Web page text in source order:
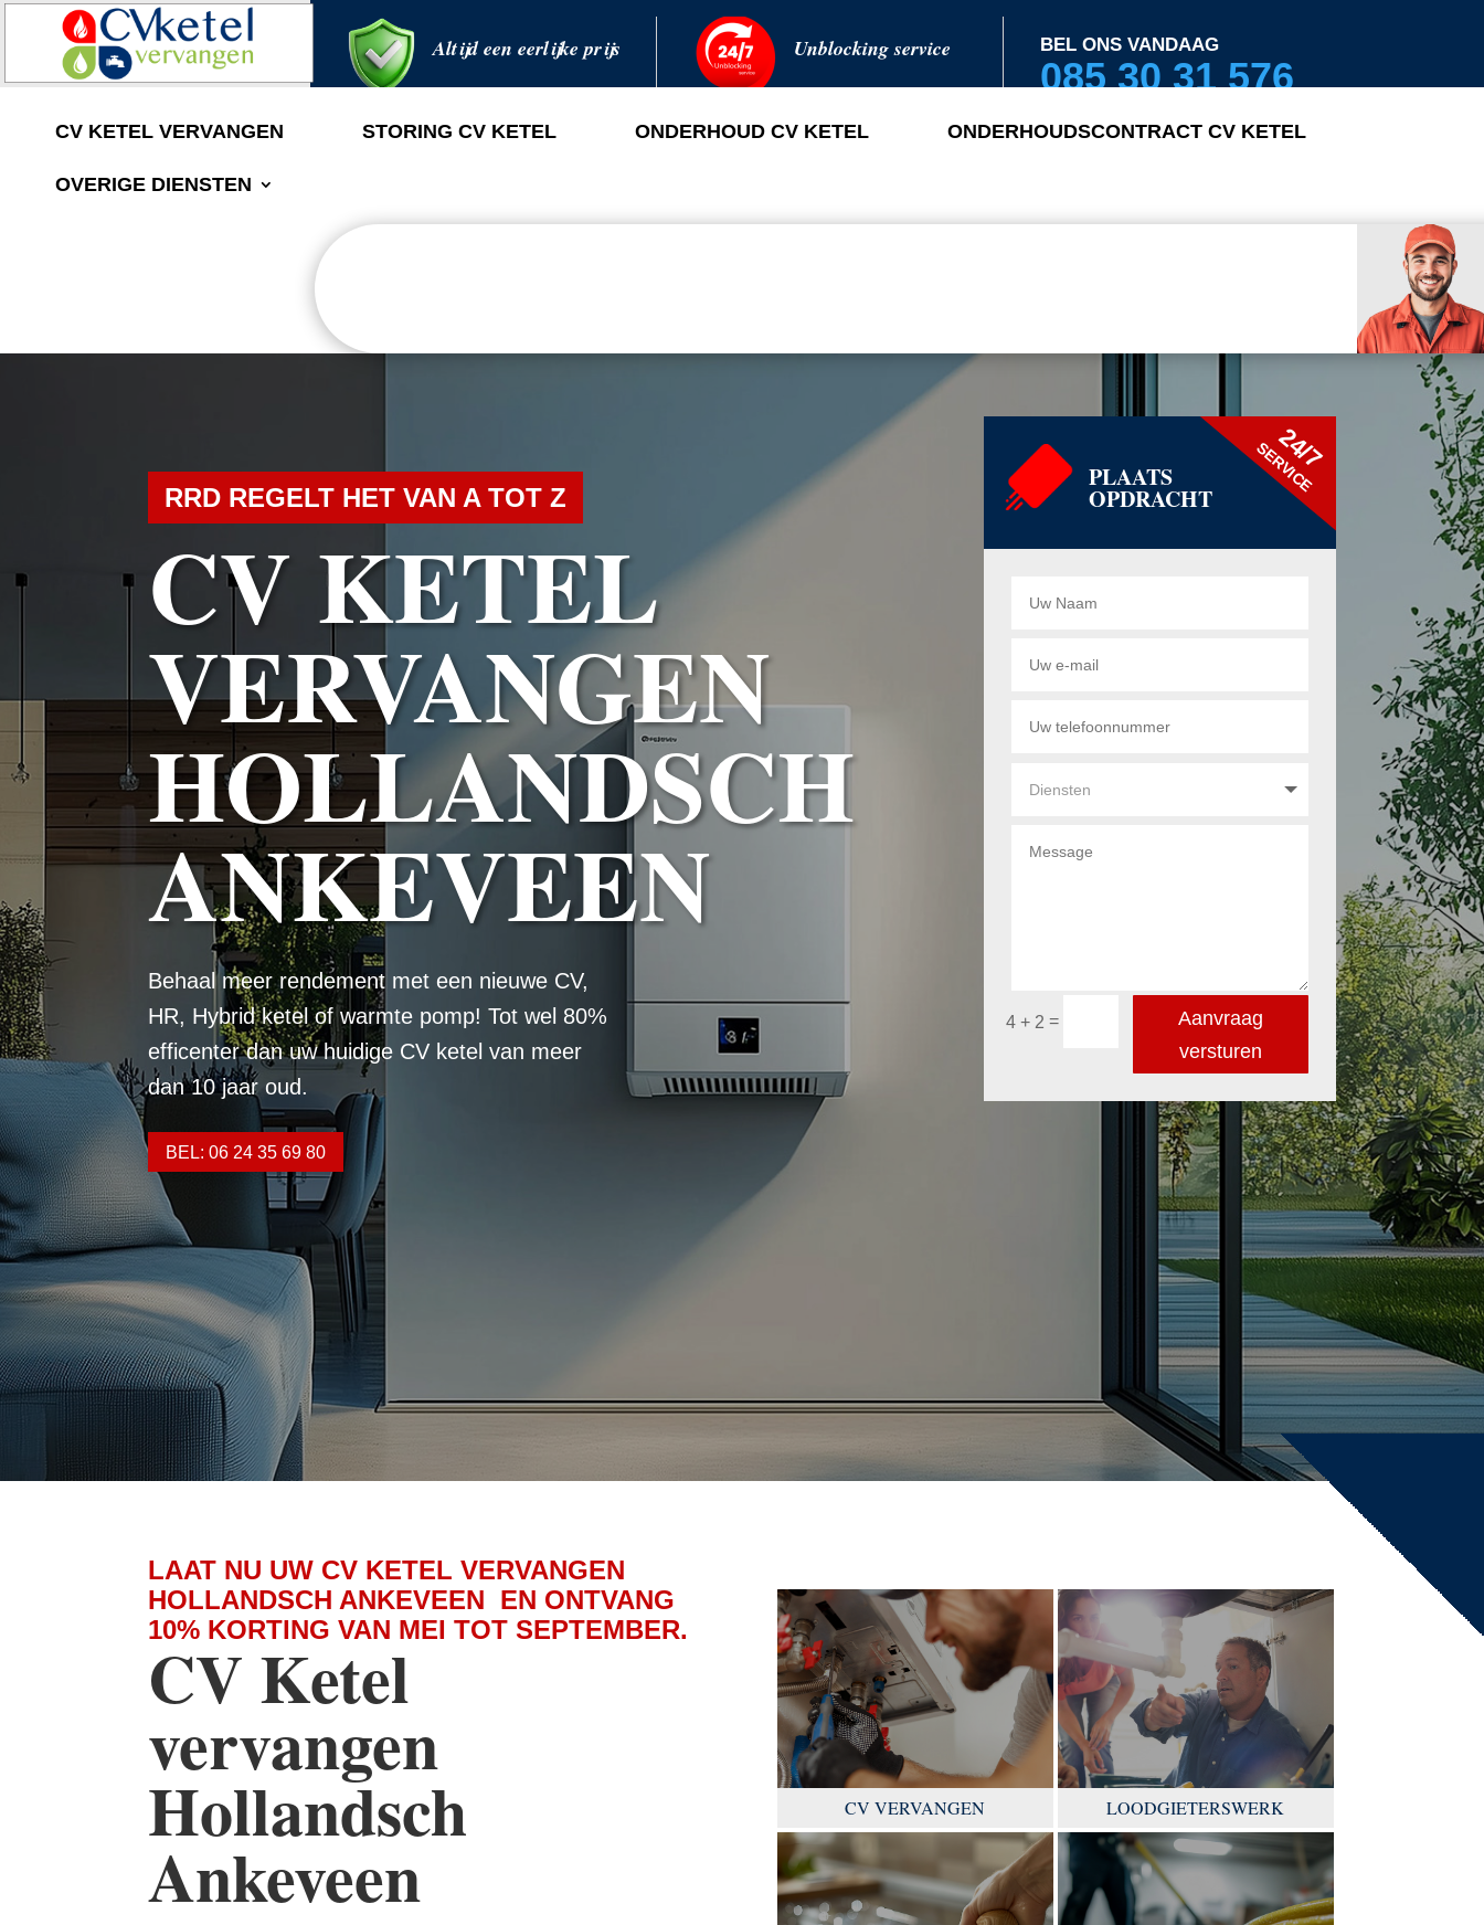
Altijd een eerlijke prijs Unblocking service BEL ONS VANDAAG
085 30 31 576
CV KETEL VERVANGEN STORING CV KETEL ONDERHOUD CV KETEL ONDERHOUDSCONTRACT CV KETEL
OVERIGE DIENSTEN
RRD REGELT HET VAN A TOT Z
CV KETEL
VERVANGEN
HOLLANDSCH
ANKEVEEN
Behaal meer rendement met een nieuwe CV,
HR, Hybrid ketel of warmte pomp! Tot wel 80%
efficenter dan uw huidige CV ketel van meer
dan 10 jaar oud.
BEL: 06 24 35 69 80
PLAATS
OPDRACHT
24/7
SERVICE
4 + 2 =
Aanvraag
versturen
LAAT NU UW CV KETEL VERVANGEN
HOLLANDSCH ANKEVEEN EN ONTVANG
10% KORTING VAN MEI TOT SEPTEMBER.
CV Ketel
vervangen
Hollandsch
Ankeveen
CV VERVANGEN LOODGIETERSWERK